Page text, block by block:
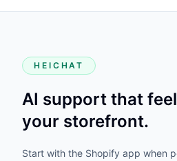
HEICHAT
AI support that
your storefront.
Start with the Shopify app when